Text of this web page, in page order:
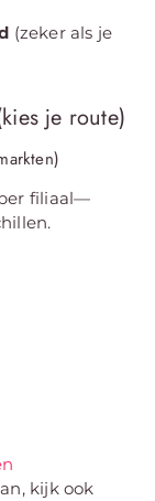
(zeker als je
je route)
filiaal—
kijk ook